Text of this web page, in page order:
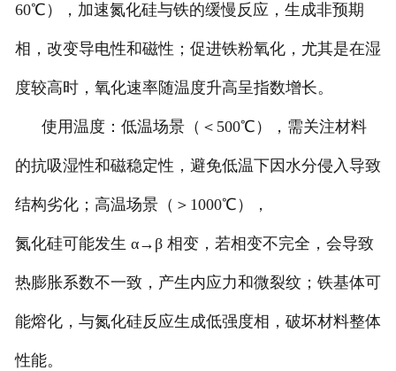
60℃），加速氮化硅与铁的缓慢反应，生成非预期
相，改变导电性和磁性；促进铁粉氧化，尤其是在湿
度较高时，氧化速率随温度升高呈指数增长。
使用温度：低温场景（＜500℃），需关注材料
的抗吸湿性和磁稳定性，避免低温下因水分侵入导致
结构劣化；高温场景（＞1000℃），
氮化硅可能发生 α→β 相变，若相变不完全，会导致
热膨胀系数不一致，产生内应力和微裂纹；铁基体可
能熔化，与氮化硅反应生成低强度相，破坏材料整体
性能。